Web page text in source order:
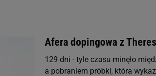
Afera dopingowa z
129 dni - tyle czasu minęło
a pobraniem próbki, która